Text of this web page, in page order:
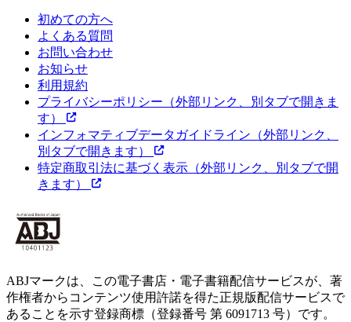
初めての方へ
よくある質問
お問い合わせ
お知らせ
利用規約
プライバシーポリシー （外部リンク、別タブで開きま
す）
インフォマティブデータガイドライン （外部リンク、
別タブで開きます）
特定商取引法に基づく表示 （外部リンク、別タブで開
きます）
ABJマークは、この電子書店・電子書籍配信サービスが、著
作権者からコンテンツ使用許諾を得た正規版配信サービスで
あることを示す登録商標（登録番号 第 6091713 号）です。